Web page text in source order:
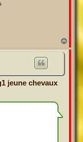
a
jeune chevaux